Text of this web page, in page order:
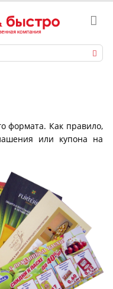
формата. Как правило,
или купона на